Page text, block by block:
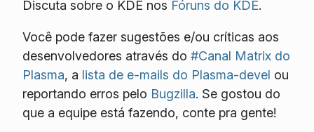
Discuta sobre o KDE nos Fóruns do KDE.
Você pode fazer sugestões e/ou críticas aos
desenvolvedores através do #Canal Matrix do
Plasma, a lista de e-mails do Plasma-devel ou
reportando erros pelo Bugzilla. Se gostou do
que a equipe está fazendo, conte pra gente!